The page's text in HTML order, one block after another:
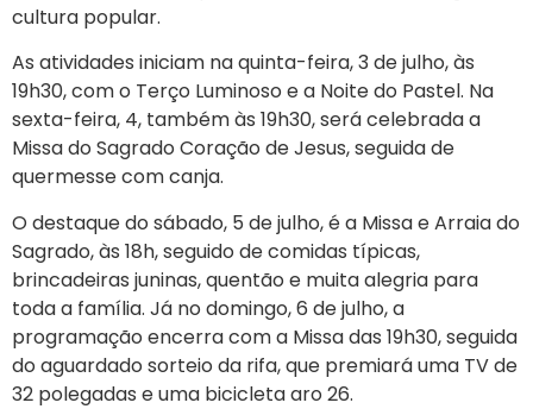
cultura popular.
As atividades iniciam na quinta-feira, 3 de julho, às
19h30, com o Terço Luminoso e a Noite do Pastel. Na
sexta-feira, 4, também às 19h30, será celebrada a
Missa do Sagrado Coração de Jesus, seguida de
quermesse com canja.
O destaque do sábado, 5 de julho, é a Missa e Arraia do
Sagrado, às 18h, seguido de comidas típicas,
brincadeiras juninas, quentão e muita alegria para
toda a família. Já no domingo, 6 de julho, a
programação encerra com a Missa das 19h30, seguida
do aguardado sorteio da rifa, que premiará uma TV de
32 polegadas e uma bicicleta aro 26.